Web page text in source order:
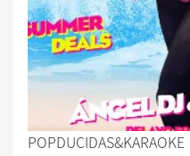
POPDUCIDAS&KARAOKE